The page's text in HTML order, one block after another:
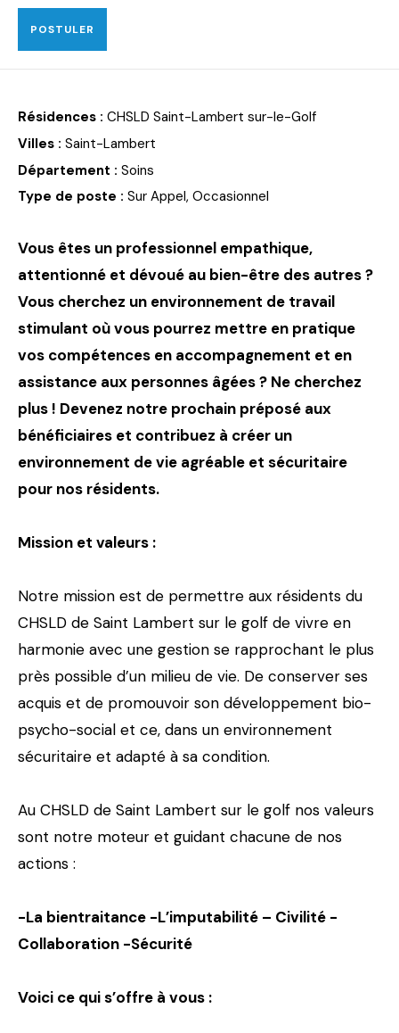
POSTULER
Résidences : CHSLD Saint-Lambert sur-le-Golf
Villes : Saint-Lambert
Département : Soins
Type de poste : Sur Appel, Occasionnel
Vous êtes un professionnel empathique,
attentionné et dévoué au bien-être des autres ?
Vous cherchez un environnement de travail
stimulant où vous pourrez mettre en pratique
vos compétences en accompagnement et en
assistance aux personnes âgées ? Ne cherchez
plus ! Devenez notre prochain préposé aux
bénéficiaires et contribuez à créer un
environnement de vie agréable et sécuritaire
pour nos résidents.
Mission et valeurs :
Notre mission est de permettre aux résidents du
CHSLD de Saint Lambert sur le golf de vivre en
harmonie avec une gestion se rapprochant le plus
près possible d’un milieu de vie. De conserver ses
acquis et de promouvoir son développement bio-
psycho-social et ce, dans un environnement
sécuritaire et adapté à sa condition.
Au CHSLD de Saint Lambert sur le golf nos valeurs
sont notre moteur et guidant chacune de nos
actions :
-La bientraitance -L’imputabilité – Civilité -
Collaboration -Sécurité
Voici ce qui s’offre à vous :